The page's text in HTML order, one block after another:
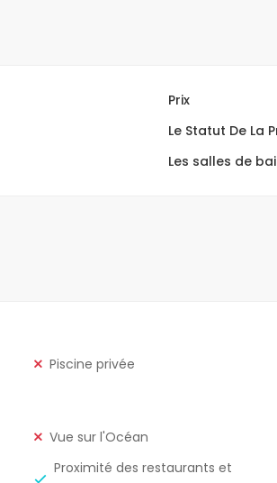
Prix
Le Statut De La
Les salles de
Piscine privée
Vue sur l'Océan
Proximité des restaurants et